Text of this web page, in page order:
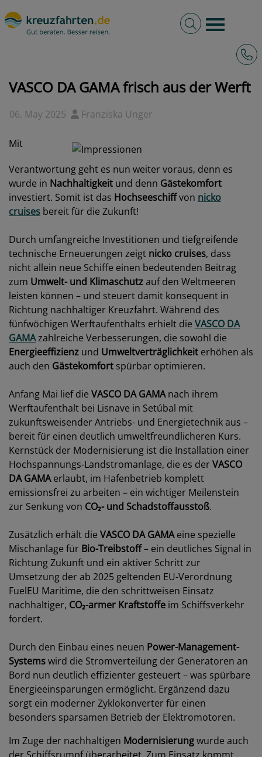
Burger
Volltextsuche
VASCO DA GAMA frisch aus der Werft
06. May 2025 Franziska Unger
Mit
Verantwortung geht es nun weiter voraus, denn es
wurde in Nachhaltigkeit und denn Gästekomfort
investiert. Somit ist das Hochseeschiffvon nicko
cruises bereit für die Zukunft!
Durch umfangreiche Investitionen und tiefgreifende
technische Erneuerungen zeigt nicko cruises, dass
nicht allein neue Schiffe einen bedeutenden Beitrag
zum Umwelt- und Klimaschutzauf den Weltmeeren
leisten können – und steuert damit konsequent in
Richtung nachhaltiger Kreuzfahrt. Während des
fünfwöchigen Werftaufenthalts erhielt die VASCO DA
GAMAzahlreiche Verbesserungen, die sowohl die
Energieeffizienz und Umweltverträglichkeit erhöhen als
auch den Gästekomfort spürbar optimieren.
Anfang Mai lief die VASCO DA GAMAnach ihrem
Werftaufenthalt bei Lisnave in Setúbal mit
zukunftsweisender Antriebs- und Energietechnik aus –
bereit für einen deutlich umweltfreundlicheren Kurs.
Kernstück der Modernisierung ist die Installation einer
Hochspannungs-Landstromanlage, die es derVASCO
DA GAMAerlaubt, im Hafenbetrieb komplett
emissionsfrei zu arbeiten – ein wichtiger Meilenstein
zur Senkung von CO₂- und Schadstoffausstoß.
Zusätzlich erhält die VASCO DA GAMAeine spezielle
Mischanlage für Bio-Treibstoff– ein deutliches Signal in
Richtung Zukunft und ein aktiver Schritt zur
Umsetzung der ab 2025 geltenden EU-Verordnung
FuelEU Maritime, die den schrittweisen Einsatz
nachhaltiger, CO₂-armer Kraftstoffe im Schiffsverkehr
fordert.
Durch den Einbau eines neuen Power-Management-
Systemswird die Stromverteilung der Generatoren an
Bord nun deutlich effizienter gesteuert – was spürbare
Energieeinsparungen ermöglicht. Ergänzend dazu
sorgt ein moderner Zyklokonverter für einen
besonders sparsamen Betrieb der Elektromotoren.
Im Zuge der nachhaltigen Modernisierungwurde auch